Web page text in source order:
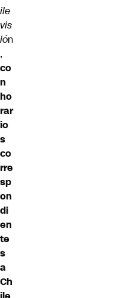
ile
vis
ión
,
co
n
ho
rar
io
s
co
rre
sp
on
di
en
te
s
a
Ch